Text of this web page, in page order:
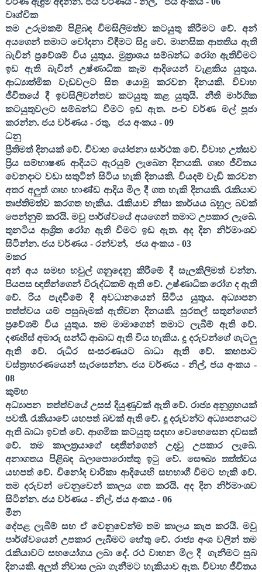
වෘශ්චික
තම උරුමකම් පිළිබඳ විමසිලිමත්ව කටයුතු කිරීමට වේ. අන්
අයගෙන් තමාට චෝදනා විඳීමට සිදු වේ. මානසික ආතතිය ඇති
බැවින් ප්‍රවේශම් විය යුතුය. මුත්‍රාශය සම්බන්ධ රෝග ඇතිවීමට
ඉඩ ඇති බැවින් උෂ්ණාධික කෑම ආදියෙන් වැළකිය යුතුය.
ආධ්‍යාත්මික වැඩවලට සිත යොමු කරවන දිනයකි. විවාහ
ජීවිතයේ දී ඉවසිලිවන්තව කටයුතු කළ යුතුයි. නීති මාර්ගික
කටයුතුවලට සම්බන්ධ වීමට ඉඩ ඇත. පංච වර්ණ මල් පූජා
කරන්න. ජය වර්ණය - රතු, ජය අංකය -09
ධනු ‍
ප්‍රීතිමත් දිනයක් වේ. විවාහ යෝජනා සාර්ථක වේ. විවාහ උත්සව
ප්‍රිය සම්භාෂණ ආදියට ඇරයුම් ලැබෙන දිනයකි. ගෘහ ජීවිතය
වෙනදාට වඩා සතුටින් සිටිය හැකි දිනයකි. වියදම් වැඩි කරවන
අතර අලුත් ගෘහ භාණ්ඩ ආදිය මිල දී ගත හැකි දිනයකි. රැකියාව
තෘප්තිමත්ව කරගත හැකිය. රැකියාව නිසා කාර්යය බහුල බවක්
පෙන්නුම් කරයි. මවු පාර්ශ්වයේ අයගෙන් තමාට උපකාර ලැබේ.
තුනටිය ආශ්‍රිත රෝග ඇති වීමට ඉඩ ඇත. අද දින නිර්මාංශව
සිටින්න. ජය වර්ණය - රන්වන්, ජය අංකය -03
මකර
අන් අය සමඟ හවුල් ගනුදෙනු කිරීමේ දී සැලකිලිමත් වන්න.
පියපස ඥාතීන්ගෙන් විරුද්ධකම් ඇති වේ. උෂ්ණාධික රෝග ද ඇති
වේ. රිය පැදවීමේ දී අවධානයෙන් සිටිය යුතුය. අධ්‍යාපන
තත්ත්වය යම් පසුබෑමක් ඇතිවන දිනයකි. සුරතල් සතුන්ගෙන්
ප්‍රවේශම් විය යුතුය. තම මාමාගෙන් තමාට ලැබීම් ඇති වේ.
දණහිස් අමාරු සන්ධි ආබාධ ඇති විය හැකිය. දූ දරුවන්ගේ ගැටලු
ඇති වේ. රුධිර සංසරණයට බාධා ඇති වේ. කහපාට
වස්ත්‍රාභරණයෙන් සැරසෙන්න. ජය වර්ණය - නිල්,ජය අංකය -
08
කුම්භ
අධ්‍යාපන ‍ තත්ත්වයේ උසස් දියුණුවක් ඇති වේ. රාජ්‍ය අනුග්‍රහයක්
පවතී. රැකියාවේ යහපත් බවක් ඇති වේ. දූ දරුවන්ට අධ්‍යාපනයට
ඇති බාධා ඉවත් වේ. ආගමික කටයුතු සඳහා වෙහෙසෙන දවසක්
වේ. තම කාලත්‍රයාගේ ඥාතීන්ගෙන් උදවු උපකාර ලැබේ.
අනාගතය පිළිබඳ බලාපොරොත්තු ඉටු වේ. සෞඛ්‍ය තත්ත්වය
යහපත් වේ. විනෝද චාරිකා ආදියෙහි සහභාගී වීමට හැකි වේ.
තම දරුවන් වෙනුවෙන් කාලය ගත කරයි. අද දින නිර්මාංශව
සිටින්න. ජය වර්ණය - නිල්, ජය අංකය - 06
මීන
දේපළ ලැබීම් සහ ඒ වෙනුවෙන්ම තම කාලය කැප කරයි. මවු
පාර්ශ්වයෙන් උපකාර ලැබීමට හේතු වේ. රාජ්‍ය අංශ වලින් තම
රැකියාවට සහයෝගය ලබා දේ. රථ වාහන මිල දී
ගැනීමට සුබ
දිනයකි. අලුත් නිවාස ලබා ගැනීමට හැකියාව ඇත. විවාහ ජීවිතය